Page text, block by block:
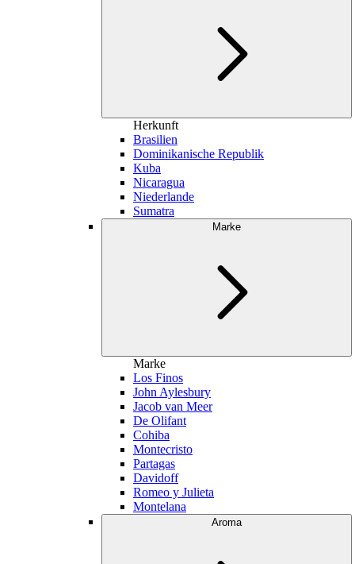
Herkunft
Brasilien
Dominikanische Republik
Kuba
Nicaragua
Niederlande
Sumatra
Marke
Marke
Los Finos
John Aylesbury
Jacob van Meer
De Olifant
Cohiba
Montecristo
Partagas
Davidoff
Romeo y Julieta
Montelana
Aroma